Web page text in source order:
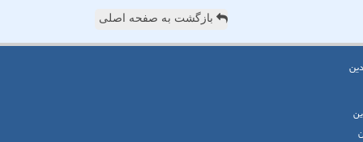
بازگشت به صفحه اصلی